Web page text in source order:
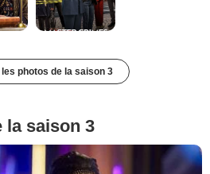
photos de la saison 3
la saison 3